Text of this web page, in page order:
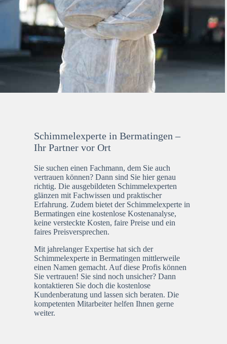
Schimmelexperte in Bermatingen –
Ihr Partner vor Ort
Sie suchen einen Fachmann, dem Sie auch
vertrauen können? Dann sind Sie hier genau
richtig. Die ausgebildeten Schimmelexperten
glänzen mit Fachwissen und praktischer
Erfahrung. Zudem bietet der Schimmelexperte in
Bermatingen eine kostenlose Kostenanalyse,
keine versteckte Kosten, faire Preise und ein
faires Preisversprechen.
Mit jahrelanger Expertise hat sich der
Schimmelexperte in Bermatingen mittlerweile
einen Namen gemacht. Auf diese Profis können
Sie vertrauen! Sie sind noch unsicher? Dann
kontaktieren Sie doch die kostenlose
Kundenberatung und lassen sich beraten. Die
kompetenten Mitarbeiter helfen Ihnen gerne
weiter.